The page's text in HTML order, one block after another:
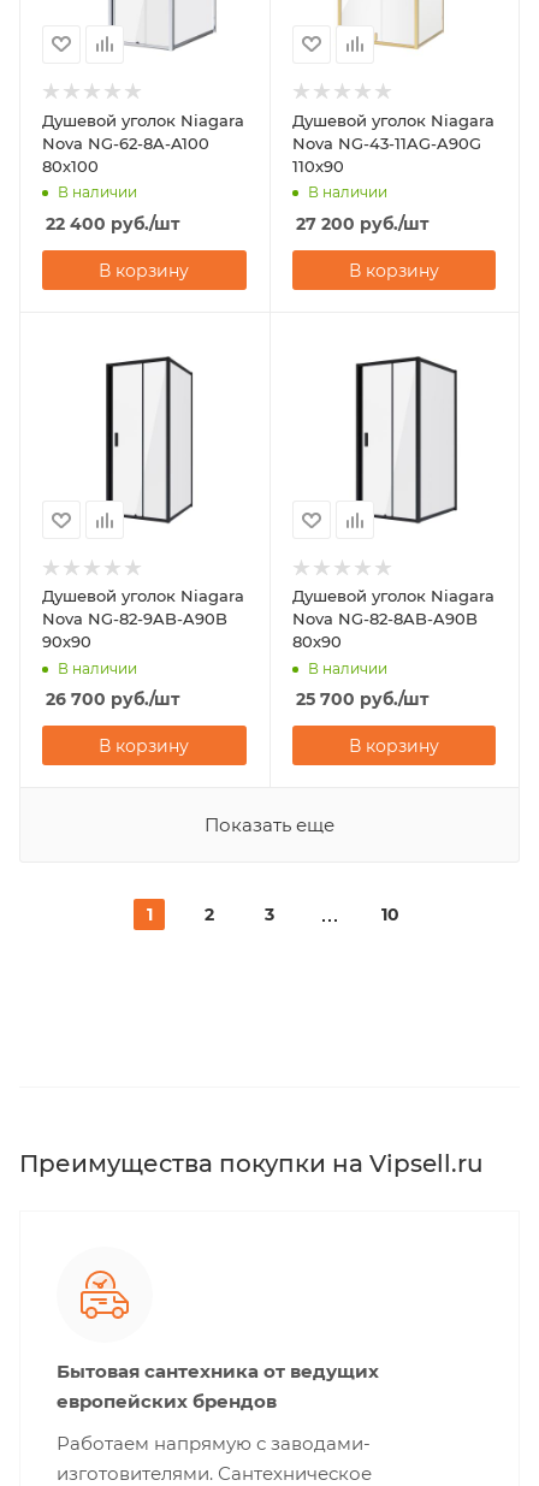
Душевой уголок Niagara
Nova NG-62-8A-A100
80х100
В наличии
22 400 руб./шт
В корзину
Душевой уголок Niagara
Nova NG-43-11AG-A90G
110х90
В наличии
27 200 руб./шт
В корзину
Душевой уголок Niagara
Nova NG-82-9AB-A90B
90х90
В наличии
26 700 руб./шт
В корзину
Душевой уголок Niagara
Nova NG-82-8AB-A90B
80х90
В наличии
25 700 руб./шт
В корзину
Показать еще
1 2 3 10
Преимущества покупки на Vipsell.ru
Бытовая сантехника от ведущих
европейских брендов
Работаем напрямую с заводами-
изготовителями. Сантехническое